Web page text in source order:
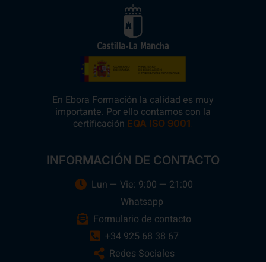
En Ebora Formación la calidad es muy
importante. Por ello contamos con la
certificación EQA ISO 9001
INFORMACIÓN DE CONTACTO
Lun — Vie: 9:00 — 21:00
Whatsapp
Formulario de contacto
+34 925 68 38 67
Redes Sociales